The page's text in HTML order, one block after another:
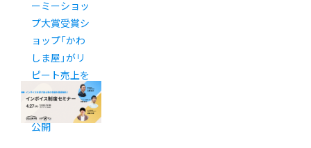
ーミーショッ
プ大賞受賞シ
ョップ「かわ
しま屋」がリ
ピート売上を
130%にした
CRM戦略を大
公開